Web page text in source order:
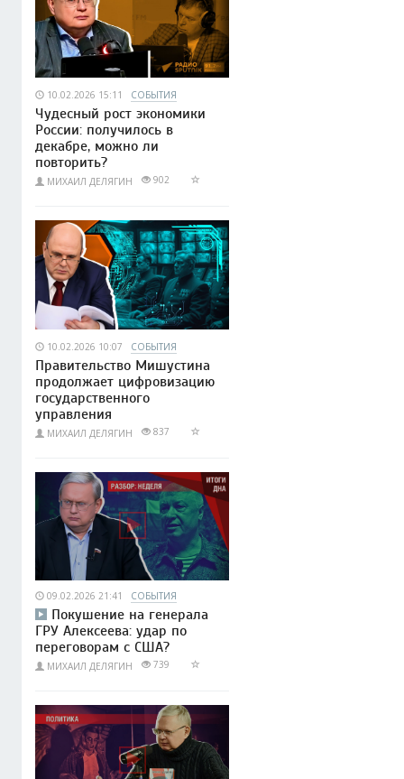
10.02.2026 15:11 СОБЫТИЯ
Чудесный рост экономики
России: получилось в
декабре, можно ли
повторить?
МИХАИЛ ДЕЛЯГИН 902
10.02.2026 10:07 СОБЫТИЯ
Правительство Мишустина
продолжает цифровизацию
государственного
управления
МИХАИЛ ДЕЛЯГИН 837
09.02.2026 21:41 СОБЫТИЯ
Покушение на генерала
ГРУ Алексеева: удар по
переговорам с США?
МИХАИЛ ДЕЛЯГИН 739